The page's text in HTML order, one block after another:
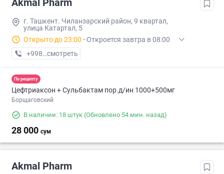
Akmal Pharm
г. Ташкент. Чиланзарский район, 9 квартал,
улица Катартал, 5
Открыто до 23:00 · Откроется завтра в 08:00
+998 (99) XXX-XX-XX
смотреть
По рецепту
Цефтриаксон + Сульбактам пор.д/ин 1000+500мг
Борщаговский
В наличии: 18 штук (Обновлено 54 мин. назад)
28 000 сум
Akmal Pharm